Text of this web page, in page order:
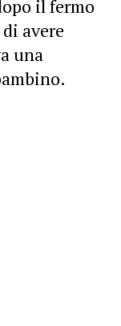
il fermo
avere
una